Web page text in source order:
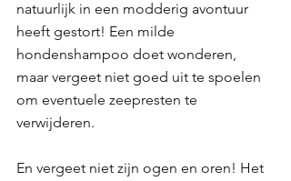
natuurlijk in een modderig avontuur
heeft gestort! Een milde
hondenshampoo doet wonderen,
maar vergeet niet goed uit te spoelen
om eventuele zeepresten te
verwijderen.
En vergeet niet zijn ogen en oren! Het